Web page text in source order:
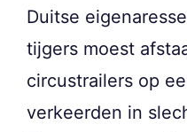
Duitse
tijgers moest
circustrailers op
verkeerden in